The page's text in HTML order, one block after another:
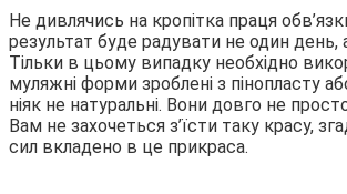
Не дивлячись на кропітка праця
результат буде радувати не один день,
Тільки в цьому випадку необхідно
муляжні форми зроблені з пінопласту
ніяк не натуральні. Вони довго не
Вам не захочеться з’їсти таку красу,
сил вкладено в це прикраса.